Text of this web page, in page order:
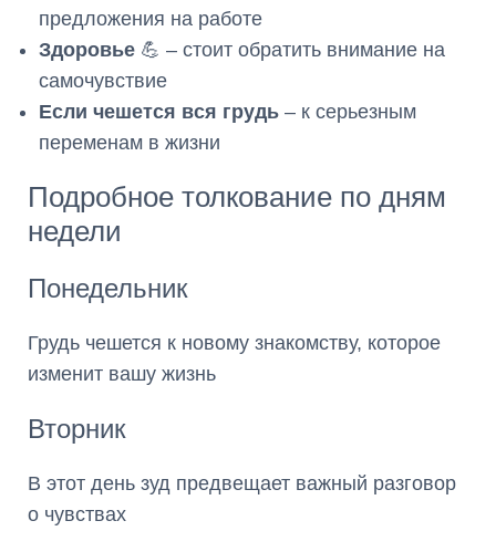
предложения на работе
Здоровье 💪 – стоит обратить внимание на
самочувствие
Если чешется вся грудь – к серьезным
переменам в жизни
Подробное толкование по дням
недели
Понедельник
Грудь чешется к новому знакомству, которое
изменит вашу жизнь
Вторник
В этот день зуд предвещает важный разговор
о чувствах